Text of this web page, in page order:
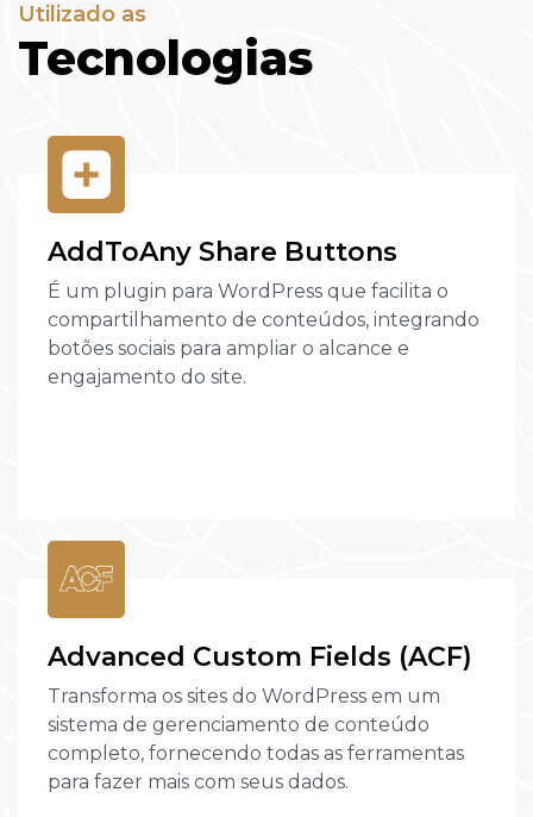
Utilizado as
Tecnologias
AddToAny Share Buttons
É um plugin para WordPress que facilita o
compartilhamento de conteúdos, integrando
botões sociais para ampliar o alcance e
engajamento do site.
Advanced Custom Fields (ACF)
Transforma os sites do WordPress em um
sistema de gerenciamento de conteúdo
completo, fornecendo todas as ferramentas
para fazer mais com seus dados.